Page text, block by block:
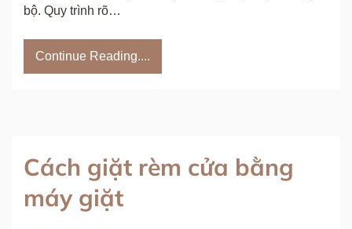
bộ. Quy trình rõ…
Continue Reading....
Cách giặt rèm cửa bằng
máy giặt